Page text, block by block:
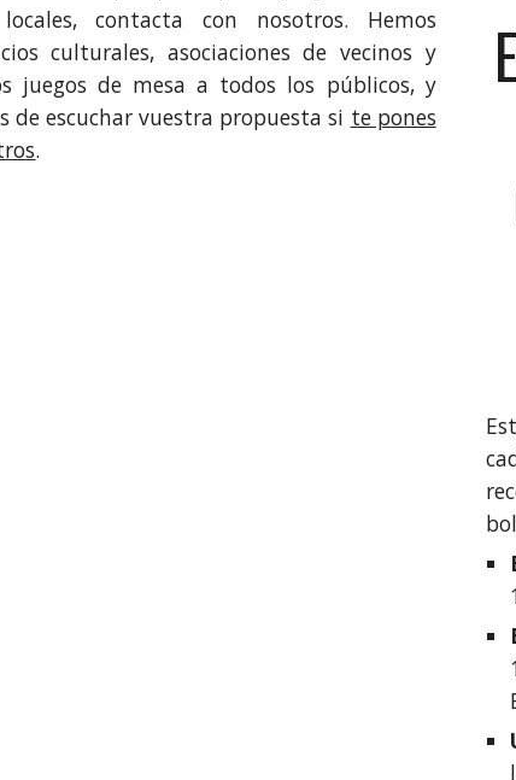
contacta con nosotros. Hemos
culturales, asociaciones de vecinos y
juegos de mesa a todos los públicos, y
de escuchar vuestra propuesta si te pones
.